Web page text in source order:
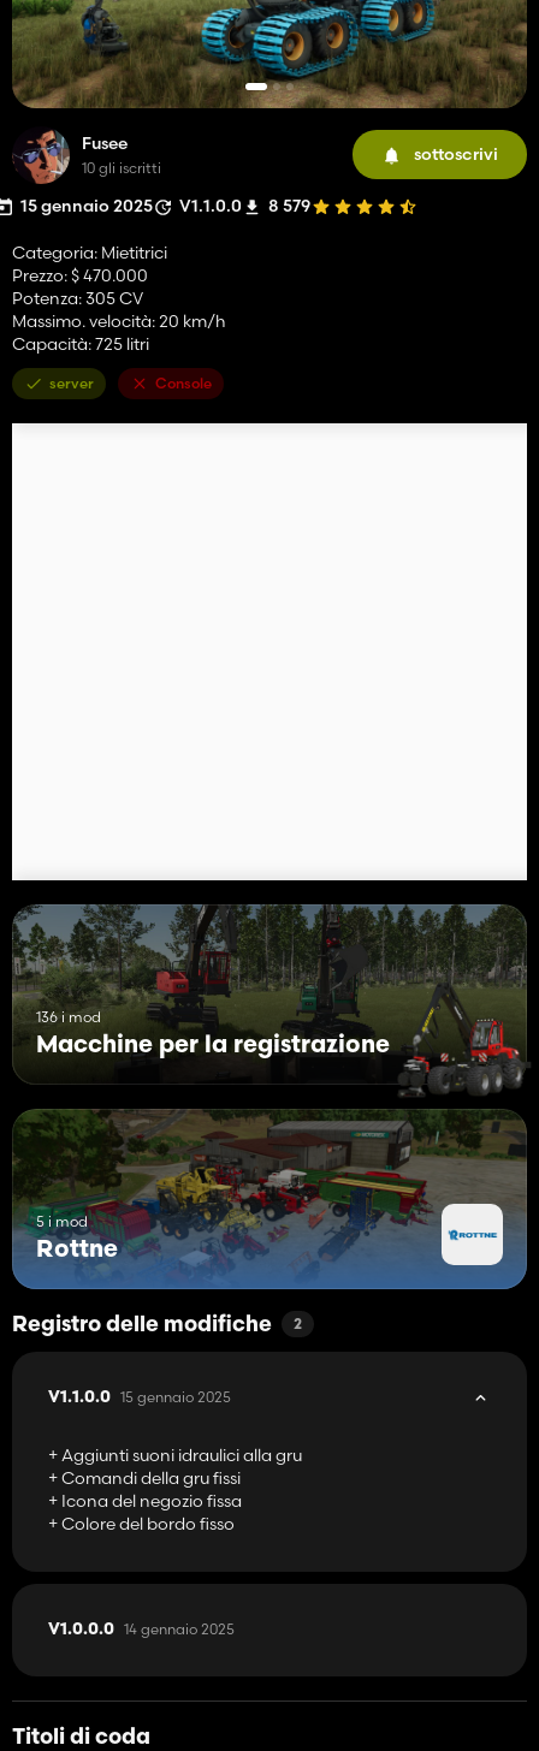
Fusee
10 gli iscritti
sottoscrivi
15 gennaio 2025 V1.1.0.0 8 579
Categoria: Mietitrici
Prezzo: $ 470.000
Potenza: 305 CV
Massimo. velocità: 20 km/h
Capacità: 725 litri
server Console
136 i mod
Macchine per la registrazione
5 i mod
Rottne
Registro delle modifiche 2
V1.1.0.0 15 gennaio 2025
+ Aggiunti suoni idraulici alla gru
+ Comandi della gru fissi
+ Icona del negozio fissa
+ Colore del bordo fisso
V1.0.0.0 14 gennaio 2025
Titoli di coda